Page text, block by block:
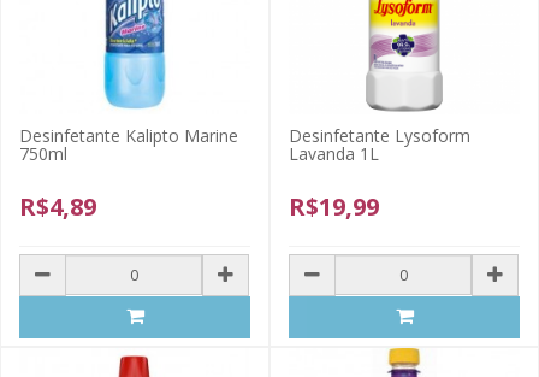
Desinfetante Kalipto Marine
750ml
R$4,89
Desinfetante Lysoform
Lavanda 1L
R$19,99